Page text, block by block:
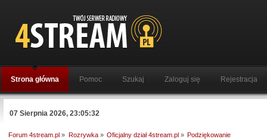
Strona główna Pomoc Szukaj Zaloguj się Rejestracja
07 Sierpnia 2026, 23:05:32
Forum 4stream.pl » Rozrywka» Oficjalny dział 4stream.pl» Podziękowanie